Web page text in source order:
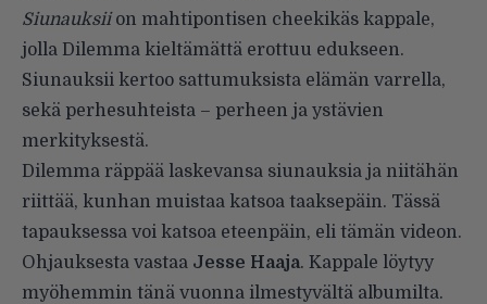
Siunauksiion mahtipontisen cheekikäs kappale,
jolla Dilemma kieltämättä erottuu edukseen.
Siunauksii kertoo sattumuksista elämän varrella,
sekä perhesuhteista – perheen ja ystävien
merkityksestä.
Dilemma räppää laskevansa siunauksia ja niitähän
riittää, kunhan muistaa katsoa taaksepäin. Tässä
tapauksessa voi katsoa eteenpäin, eli tämän videon.
Ohjauksesta vastaa Jesse Haaja. Kappale löytyy
myöhemmin tänä vuonna ilmestyvältä albumilta.